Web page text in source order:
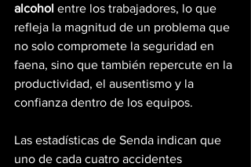
alcohol entre los trabajadores, lo que
refleja la magnitud de un problema que
no solo compromete la seguridad en
faena, sino que también repercute en la
productividad, el ausentismo y la
confianza dentro de los equipos.
Las estadísticas de Senda indican que
uno de cada cuatro accidentes